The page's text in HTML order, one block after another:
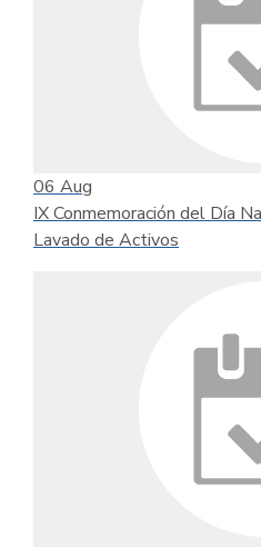
06 Aug
IX Conmemoración del Día
Lavado de Activos